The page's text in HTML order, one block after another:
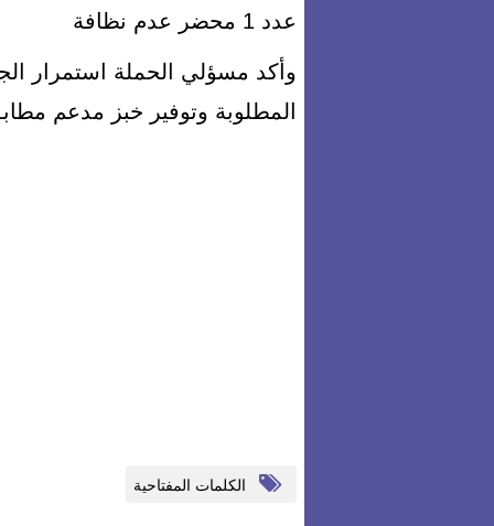
عدد 1 محضر عدم نظافة
وأكد مسؤلي الحملة استمرار
المطلوبة وتوفير خبز مدعم
الكلمات المفتاحية